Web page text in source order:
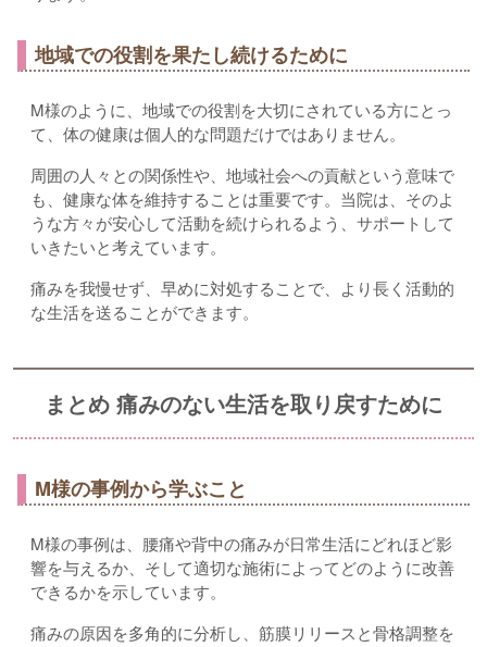
地域での役割を果たし続けるために
M様のように、地域での役割を大切にされている方にとっ
て、体の健康は個人的な問題だけではありません。
周囲の人々との関係性や、地域社会への貢献という意味で
も、健康な体を維持することは重要です。当院は、そのよ
うな方々が安心して活動を続けられるよう、サポートして
いきたいと考えています。
痛みを我慢せず、早めに対処することで、より長く活動的
な生活を送ることができます。
まとめ 痛みのない生活を取り戻すために
M様の事例から学ぶこと
M様の事例は、腰痛や背中の痛みが日常生活にどれほど影
響を与えるか、そして適切な施術によってどのように改善
できるかを示しています。
痛みの原因を多角的に分析し、筋膜リリースと骨格調整を